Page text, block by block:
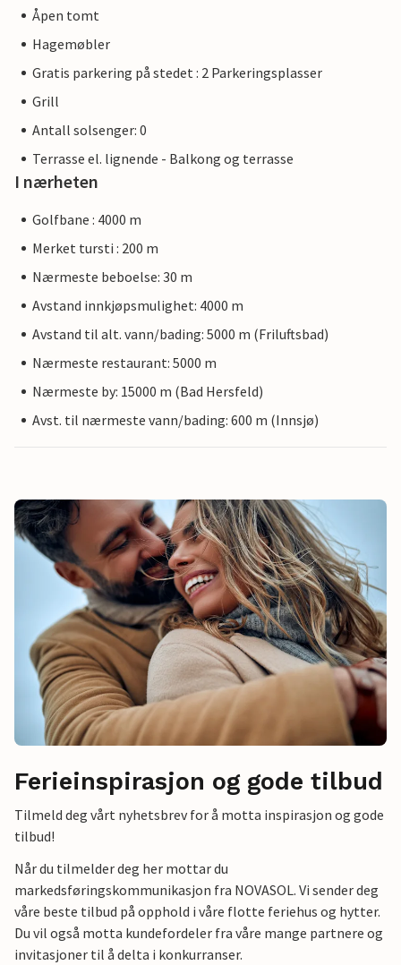
Åpen tomt
Hagemøbler
Gratis parkering på stedet : 2 Parkeringsplasser
Grill
Antall solsenger: 0
Terrasse el. lignende - Balkong og terrasse
I nærheten
Golfbane : 4000 m
Merket tursti : 200 m
Nærmeste beboelse: 30 m
Avstand innkjøpsmulighet: 4000 m
Avstand til alt. vann/bading: 5000 m (Friluftsbad)
Nærmeste restaurant: 5000 m
Nærmeste by: 15000 m (Bad Hersfeld)
Avst. til nærmeste vann/bading: 600 m (Innsjø)
Ferieinspirasjon og gode tilbud
Tilmeld deg vårt nyhetsbrev for å motta inspirasjon og gode
tilbud!
Når du tilmelder deg her mottar du
markedsføringskommunikasjon fra NOVASOL. Vi sender deg
våre beste tilbud på opphold i våre flotte feriehus og hytter.
Du vil også motta kundefordeler fra våre mange partnere og
invitasjoner til å delta i konkurranser.